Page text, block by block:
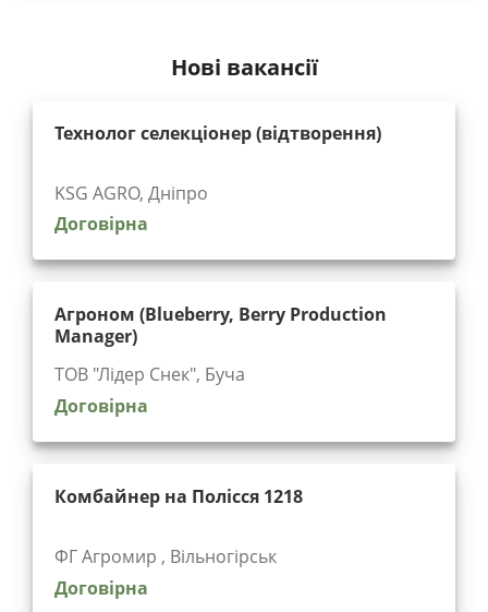
Нові вакансії
Технолог селекціонер (відтворення)
KSG AGRO, Дніпро
Договірна
Агроном (Blueberry, Berry Production
Manager)
ТОВ "Лідер Снек", Буча
Договірна
Комбайнер на Полісся 1218
ФГ Агромир , Вільногірськ
Договірна